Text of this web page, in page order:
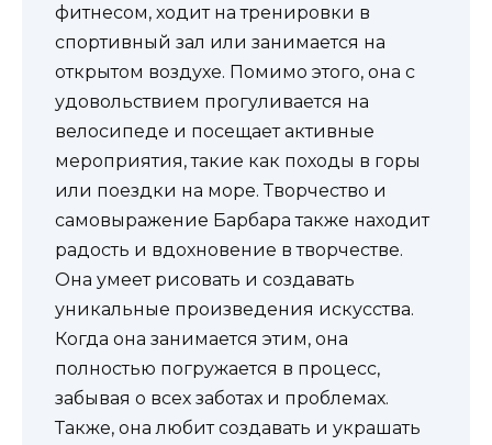
фитнесом, ходит на тренировки в
спортивный зал или занимается на
открытом воздухе. Помимо этого, она с
удовольствием прогуливается на
велосипеде и посещает активные
мероприятия, такие как походы в горы
или поездки на море. Творчество и
самовыражение Барбара также находит
радость и вдохновение в творчестве.
Она умеет рисовать и создавать
уникальные произведения искусства.
Когда она занимается этим, она
полностью погружается в процесс,
забывая о всех заботах и проблемах.
Также, она любит создавать и украшать